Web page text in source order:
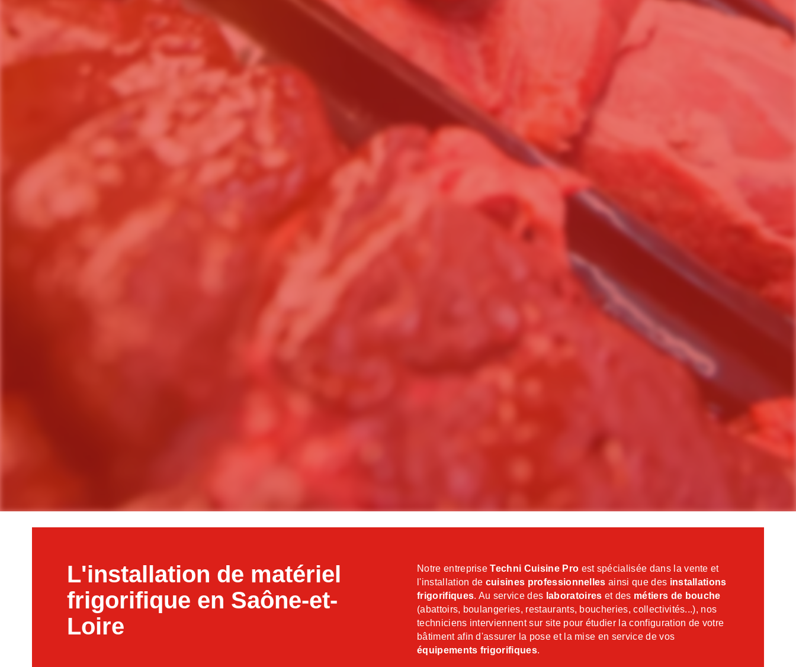
L'installation de matériel
frigorifique en Saône-et-
Loire
Notre entrepriseTechni Cuisine Pro est spécialisée dans la vente et
l'installation de cuisines professionnelles ainsi que des installations
frigorifiques. Au service des laboratoires et des métiers de bouche
(abattoirs, boulangeries, restaurants, boucheries, collectivités...), nos
techniciens interviennent sur site pour étudier la configuration de votre
bâtiment afin d'assurer la pose et la mise en service de vos
équipements frigorifiques.